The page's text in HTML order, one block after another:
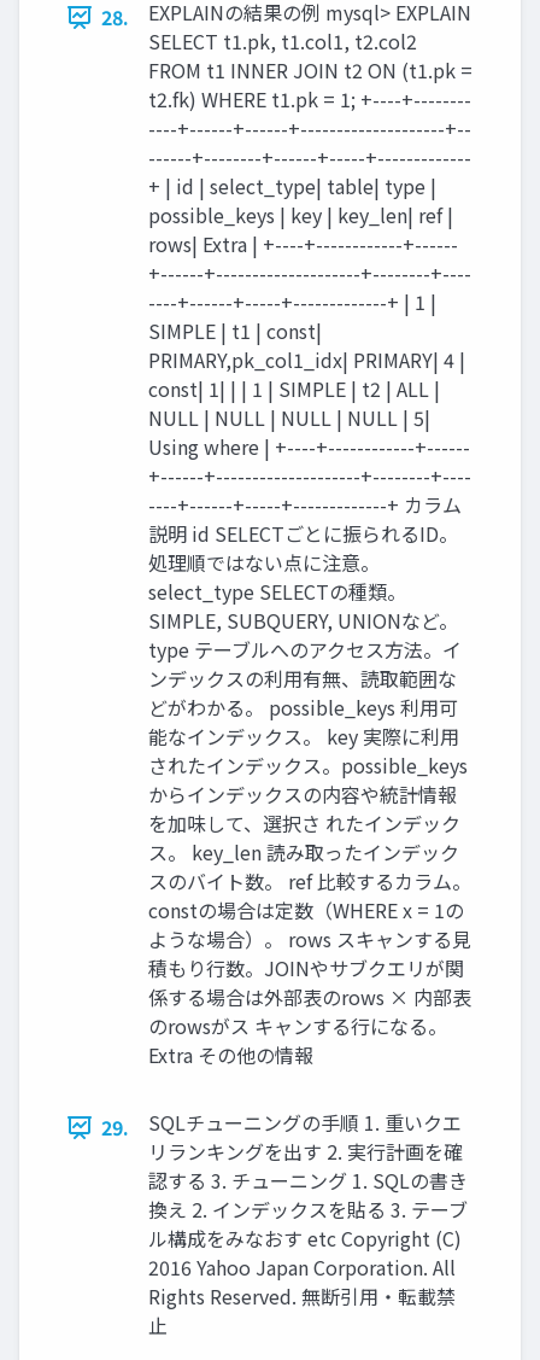
28.
EXPLAINの結果の例 mysql> EXPLAIN
SELECT t1.pk, t1.col1, t2.col2
FROM t1 INNER JOIN t2 ON (t1.pk =
t2.fk) WHERE t1.pk = 1; +----+--------
----+------+------+--------------------+--
------+--------+------+-----+-------------
+ | id | select_type| table| type |
possible_keys | key | key_len| ref |
rows| Extra | +----+------------+------
+------+--------------------+--------+----
----+------+-----+-------------+ | 1 |
SIMPLE | t1 | const|
PRIMARY,pk_col1_idx| PRIMARY| 4 |
const| 1| | | 1 | SIMPLE | t2 | ALL |
NULL | NULL | NULL | NULL | 5|
Using where | +----+------------+------
+------+--------------------+--------+----
----+------+-----+-------------+ カラム
説明 id SELECTごとに振られるID。
処理順ではない点に注意。
select_type SELECTの種類。
SIMPLE, SUBQUERY, UNIONなど。
type テーブルへのアクセス方法。イ
ンデックスの利用有無、読取範囲な
どがわかる。 possible_keys 利用可
能なインデックス。 key 実際に利用
されたインデックス。possible_keys
からインデックスの内容や統計情報
を加味して、選択さ れたインデック
ス。 key_len 読み取ったインデック
スのバイト数。 ref 比較するカラム。
constの場合は定数（WHERE x = 1の
ような場合）。 rows スキャンする見
積もり行数。JOINやサブクエリが関
係する場合は外部表のrows × 内部表
のrowsがス キャンする行になる。
Extra その他の情報
29.
SQLチューニングの手順 1. 重いクエ
リランキングを出す 2. 実行計画を確
認する 3. チューニング 1. SQLの書き
換え 2. インデックスを貼る 3. テーブ
ル構成をみなおす etc Copyright (C)
2016 Yahoo Japan Corporation. All
Rights Reserved. 無断引用・転載禁
止